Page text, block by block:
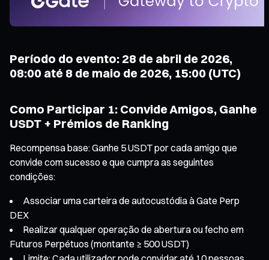
Período do evento: 28 de abril de 2026,
08:00 até 8 de maio de 2026, 15:00 (UTC)
Como Participar 1: Convide Amigos, Ganhe
USDT + Prémios de Ranking
Recompensa base: Ganhe 5 USDT por cada amigo que
convide com sucesso e que cumpra as seguintes
condições:
Associar uma carteira de autocustódia à Gate Perp
DEX
Realizar qualquer operação de abertura ou fecho em
Futuros Perpétuos (montante ≥ 500 USDT)